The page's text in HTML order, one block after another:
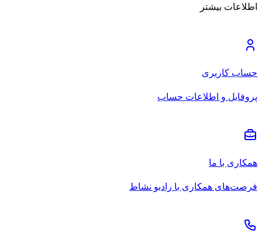
اطلاعات بیشتر
حساب کاربری
پروفایل و اطلاعات حساب
همکاری با ما
فرصت‌های همکاری با رادیو نشاط